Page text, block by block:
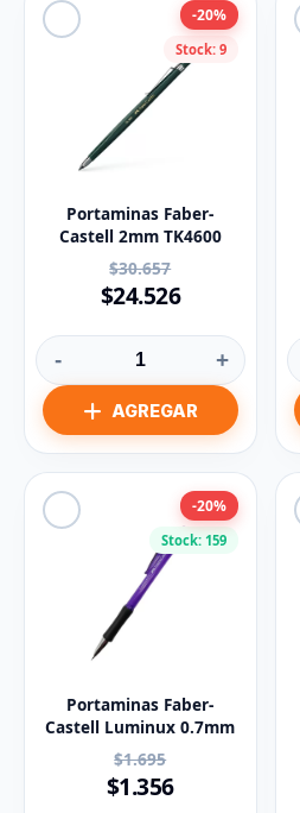
Stock: 9
-20%
Portaminas Faber-
Castell 2mm TK4600
$30.657
$24.526
- +
Stock: 159
-20%
Portaminas Faber-
Castell Luminux 0.7mm
$1.695
$1.356